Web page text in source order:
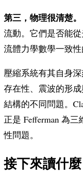
第三，物理很清楚。
流動。它們是否能
流體力學數學一致性
壓縮系統有其自身
存在性、震波的形
結構的不同問題。
正是 Fefferman 為三
性問題。
接下來讀什麼